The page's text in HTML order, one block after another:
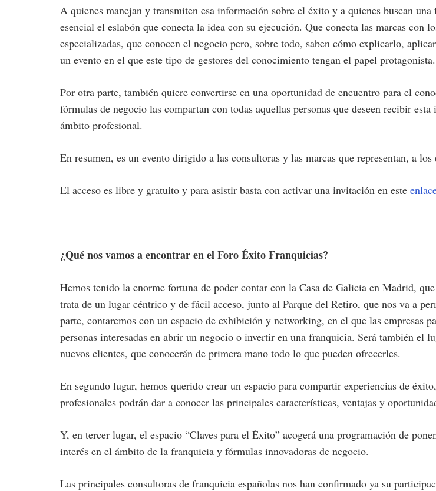
A quienes manejan y transmiten esa información sobre el éxito y a quienes buscan
esencial el eslabón que conecta la idea con su ejecución. Que conecta las marcas
especializadas, que conocen el negocio pero, sobre todo, saben cómo explicarlo,
un evento en el que este tipo de gestores del conocimiento tengan el papel protagonista.
Por otra parte, también quiere convertirse en una oportunidad de encuentro para el
fórmulas de negocio las compartan con todas aquellas personas que deseen recibir
ámbito profesional.
En resumen, es un evento dirigido a las consultoras y las marcas que representan, a
El acceso es libre y gratuito y para asistir basta con activar una invitación en este
¿Qué nos vamos a encontrar en el Foro Éxito Franquicias?
Hemos tenido la enorme fortuna de poder contar con la Casa de Galicia en Madrid,
trata de un lugar céntrico y de fácil acceso, junto al Parque del Retiro, que nos va a
parte, contaremos con un espacio de exhibición y networking, en el que las empresas
personas interesadas en abrir un negocio o invertir en una franquicia. Será también el
nuevos clientes, que conocerán de primera mano todo lo que pueden ofrecerles.
En segundo lugar, hemos querido crear un espacio para compartir experiencias de
profesionales podrán dar a conocer las principales características, ventajas y
Y, en tercer lugar, el espacio “Claves para el Éxito” acogerá una programación de
interés en el ámbito de la franquicia y fórmulas innovadoras de negocio.
Las principales consultoras de franquicia españolas nos han confirmado ya su